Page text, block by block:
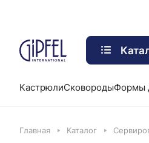
КастрюлиСковородыФормы
Главная Каталог